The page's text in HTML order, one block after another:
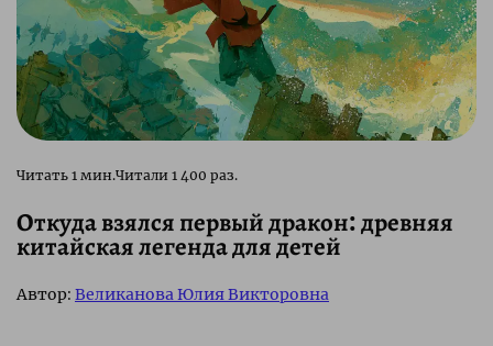
1 400 раз.
Откуда взялся первый дракон: древняя
китайская легенда для детей
Автор: Великанова Юлия Викторовна